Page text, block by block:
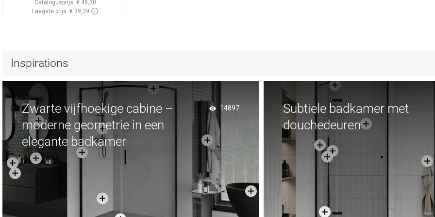
Catalogusprijs: € 49,20
Laagste prijs: € 39,39
Vergelijk
Inspirations
Zwarte vijfhoekige cabine –
moderne geometrie in een
elegante badkamer
14897
Subtiele badkamer met
douchedeuren